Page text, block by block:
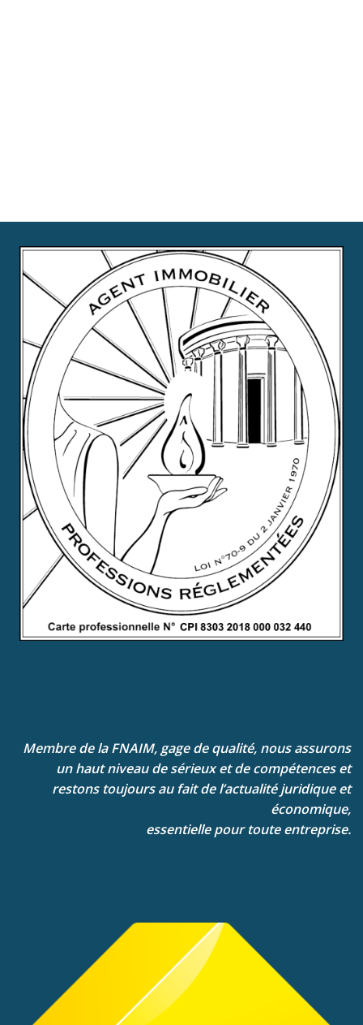
Membre de la FNAIM, gage de qualité, nous assurons
un haut niveau de sérieux et de compétences et
restons toujours au fait de l’actualité juridique et
économique,
essentielle pour toute entreprise.